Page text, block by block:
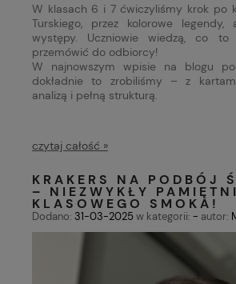
W klasach 6 i 7 ćwiczyliśmy krok po
Turskiego, przez kolorowe
występy. Uczniowie wiedzą, co
przemówić do odbiorcy!
W najnowszym wpisie na blogu
dokładnie to zrobiliśmy – z
analizą i pełną strukturą.
czytaj całość »
KRAKERS NA PODBÓJ
– NIEZWYKŁY
KLASOWEGO SMOKA!
Dodano: 31-03-2025w kategorii: - autor: